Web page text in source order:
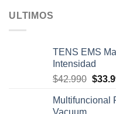
ULTIMOS
TENS EMS
Intensidad
$42.990 El
$
Multifuncional
Vacuum